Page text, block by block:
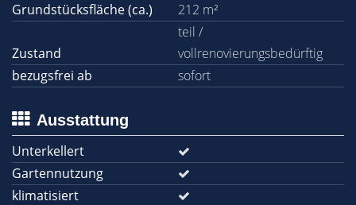
Grundstücksfläche (ca.)
212 m²
Zustand
teil /
vollrenovierungsbedürftig
bezugsfrei ab
sofort
Ausstattung
Unterkellert
Gartennutzung
klimatisiert